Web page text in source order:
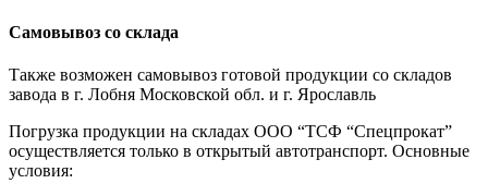
Самовывоз со склада
Также возможен самовывоз готовой продукции со складов
завода в г. Лобня Московской обл. и г. Ярославль
Погрузка продукции на складах ООО “ТСФ “Спецпрокат”
осуществляется только в открытый автотранспорт. Основные
условия: